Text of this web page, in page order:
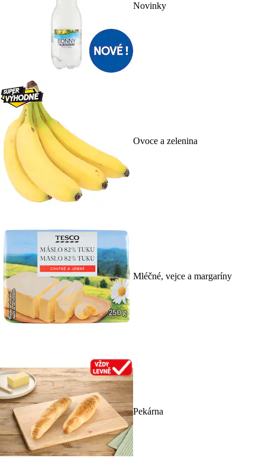
Novinky
Ovoce a zelenina
Mléčné, vejce a margaríny
Pekárna